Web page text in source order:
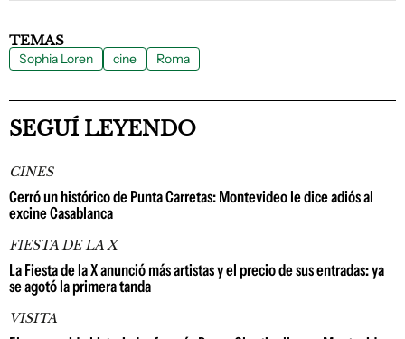
TEMAS
Sophia Loren cine Roma
SEGUÍ LEYENDO
CINES
Cerró un histórico de Punta Carretas: Montevideo le dice adiós al
excine Casablanca
FIESTA DE LA X
La Fiesta de la X anunció más artistas y el precio de sus entradas: ya
se agotó la primera tanda
VISITA